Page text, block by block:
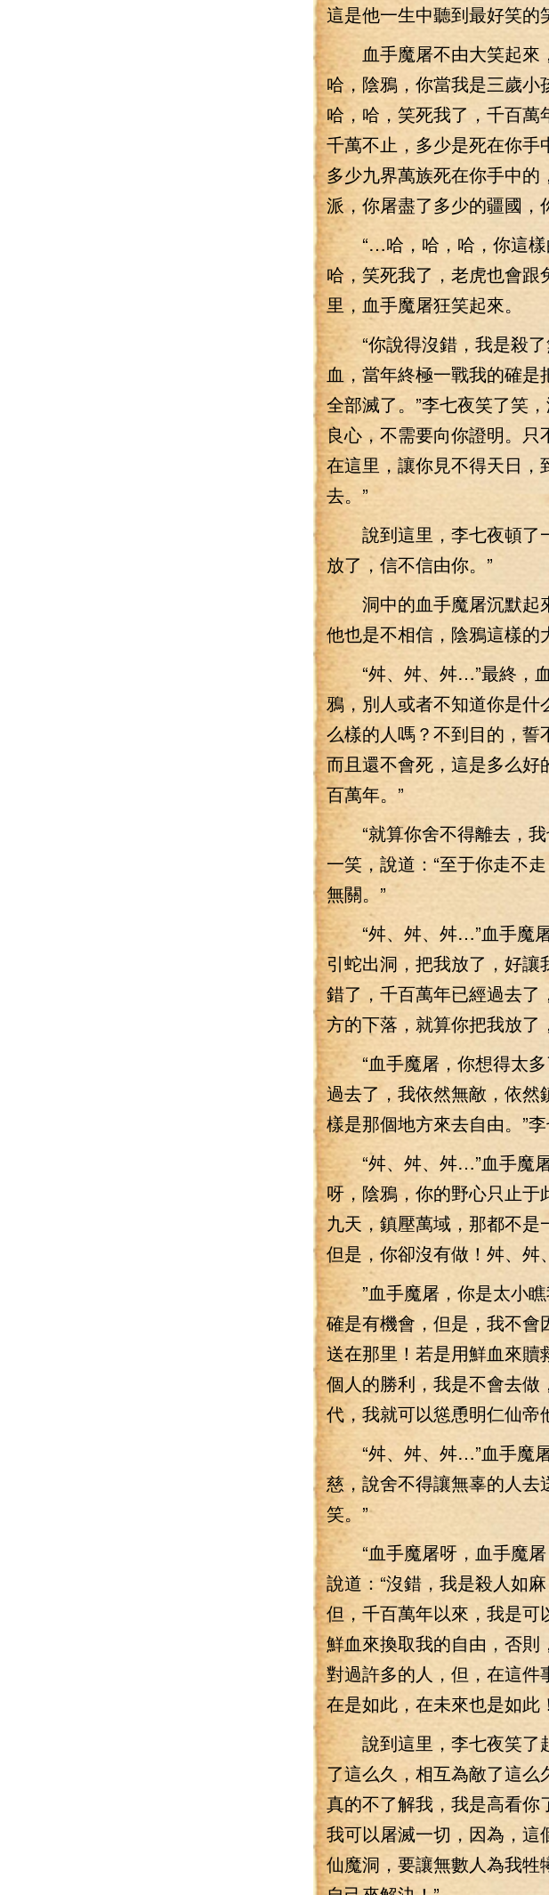
這是他一生中聽到最好笑的
血手魔屠不由大笑起來
哈，陰鴉，你當我是三歲小
哈，哈，笑死我了，千百
千萬不止，多少是死在你
多少九界萬族死在你手中
派，你屠盡了多少的疆國
“…哈，哈，哈，你這樣的
哈，笑死我了，老虎也會
里，血手魔屠狂笑起來。
“你說得沒錯，我是殺了
血，當年終極一戰我的確
全部滅了。”李七夜笑了笑
良心，不需要向你證明。
在這里，讓你見不得天日
去。”
說到這里，李七夜頓了
放了，信不信由你。”
洞中的血手魔屠沉默起來
他也是不相信，陰鴉這樣的
“舛、舛、舛…”最終，血
鴉，別人或者不知道你是
么樣的人嗎？不到目的，誓
而且還不會死，這是多么
百萬年。”
“就算你舍不得離去，我
一笑，說道：“至于你走不
無關。”
“舛、舛、舛…”血手魔屠
引蛇出洞，把我放了，好
錯了，千百萬年已經過去
方的下落，就算你把我放了
“血手魔屠，你想得太多
過去了，我依然無敵，依
樣是那個地方來去自由。”
“舛、舛、舛…”血手魔屠
呀，陰鴉，你的野心只止
九天，鎮壓萬域，那都不是
但是，你卻沒有做！舛、舛
”血手魔屠，你是太小瞧
確是有機會，但是，我不
送在那里！若是用鮮血來
個人的勝利，我是不會去
代，我就可以慫恿明仁仙帝
“舛、舛、舛…”血手魔屠
慈，說舍不得讓無辜的人
笑。”
“血手魔屠呀，血手魔屠
說道：“沒錯，我是殺人如
但，千百萬年以來，我是
鮮血來換取我的自由，否
對過許多的人，但，在這
在是如此，在未來也是如此
說到這里，李七夜笑了起
了這么久，相互為敵了這
真的不了解我，我是高看你
我可以屠滅一切，因為，
仙魔洞，要讓無數人為我